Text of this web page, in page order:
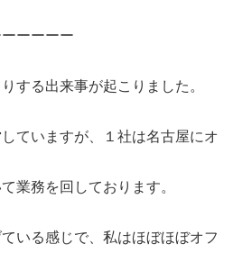
ーーーー
する出来事が起こりました。
ていますが、１社は名古屋にオ
業務を回しております。
いる感じで、私はほぼほぼオフ